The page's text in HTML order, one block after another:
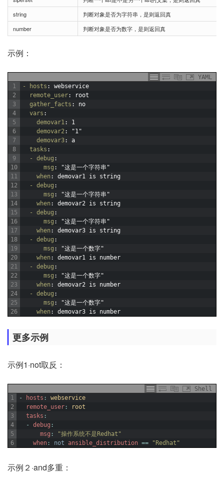
string
判断对象是否为字符串，是则返回真
number
判断对象是否为数字，是则返回真
示例：
YAML
1
2
3
4
5
6
7
8
9
10
11
12
13
14
15
16
17
18
19
20
21
22
23
24
25
26
- hosts : webservice
remote_user: root
gather_facts : no
vars :
demovar1: 1
demovar2: "1"
demovar3: a
tasks :
- debug :
msg : "这是一个字符串"
when : demovar1 is string
- debug :
msg : "这是一个字符串"
when : demovar2 is string
- debug :
msg : "这是一个字符串"
when : demovar3 is string
- debug :
msg : "这是一个数字"
when : demovar1 is number
- debug :
msg : "这是一个数字"
when : demovar2 is number
- debug :
msg : "这是一个数字"
when : demovar3 is number
更多示例
示例1·not取反：
Shell
1
2
3
4
5
6
- hosts :
webservice
remote_user:
root
tasks :
- debug :
msg :
"操作系统不是Redhat"
when: not ansible_distribution == "Redhat"
示例２·and多重：